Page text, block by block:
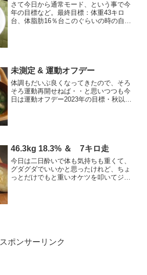
さて今日から通常モード、という事で今
年の目標など。最終目標：体重43キロ
台、体脂肪16％台このぐらいの時の自分
未測定 & 運動オフデー
体調もだいぶ良くなってきたので、そろ
そろ運動再開せねば・・と思いつつも今
日は運動オフデー2023年の目標・秋以降
46.3kg 18.3% ＆ 7キロ走
今日は二日酔いで体も気持ちも重くて、
グダグダでいいかと思ったけれど、ちょ
っとだけでもと重いオケツを叩いてジム
スポンサーリンク